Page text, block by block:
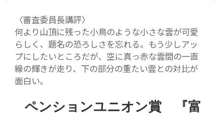
〈審査委員長講評〉
何より山頂に残った小鳥のような小さな雲が可愛
らしく、題名の恐ろしさを忘れる。もう少しアッ
プにしたいところだが、空に真っ赤な雲間の一直
線の輝きが走り、下の部分の重たい雲との対比が
面白い。
ペンションユニオン賞 『富